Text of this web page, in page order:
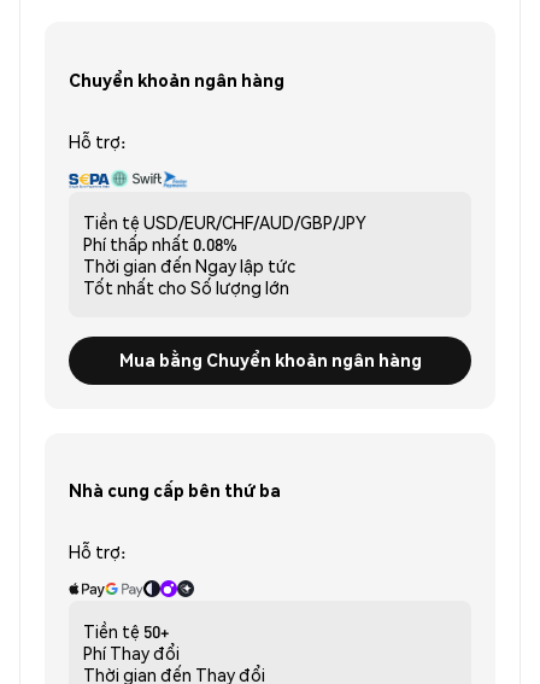
Chuyển khoản ngân hàng
Hỗ trợ:
Tiền tệ USD/EUR/CHF/AUD/GBP/JPY
Phí thấp nhất 0.08%
Thời gian đến Ngay lập tức
Tốt nhất cho Số lượng lớn
Mua bằng Chuyển khoản ngân hàng
Nhà cung cấp bên thứ ba
Hỗ trợ:
Tiền tệ 50+
Phí Thay đổi
Thời gian đến Thay đổi